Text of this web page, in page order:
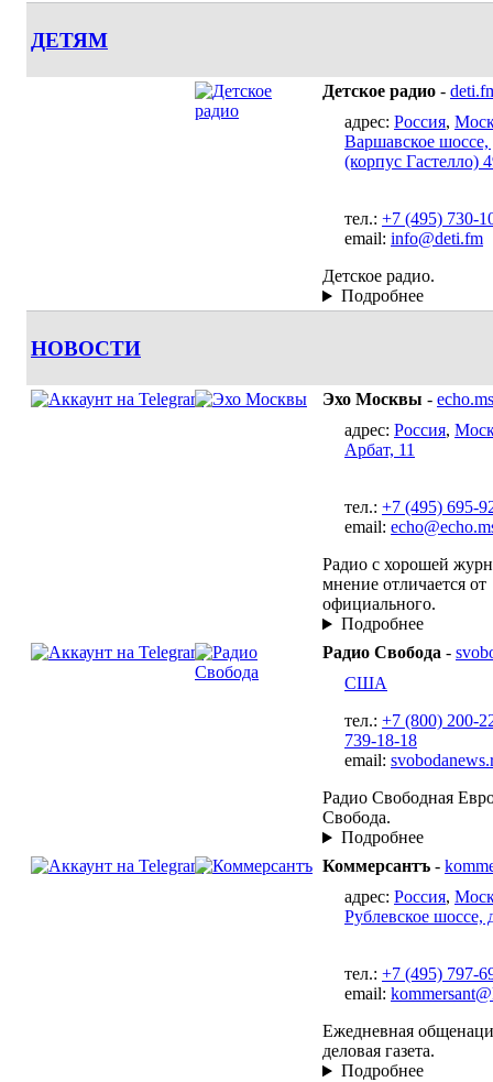
ДЕТЯМ
Детское радио -
адрес: Россия,
Варшавское
(корпус Гастелло)
тел.: +7 (495) 730-
email: info@deti.fm
Детское радио.
Подробнее
НОВОСТИ
Эхо Москвы -
адрес: Россия,
Арбат, 11
тел.: +7 (495) 695-
email:
Радио с хорошей
мнение отличается от
официального.
Подробнее
Радио Свобода -
США
тел.: +7 (800) 200-
739-18-18
email:
Радио Свободная
Свобода.
Подробнее
Коммерсантъ -
адрес: Россия,
Рублевское шоссе,
тел.: +7 (495) 797-
email:
Ежедневная
деловая газета.
Подробнее